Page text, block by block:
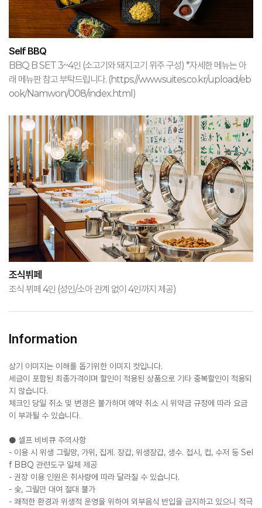
Self BBQ
BBQ B SET 3~4인 (소고기와 돼지고기 위주 구성) *자세한 메뉴는 아
래 메뉴판 참고 부탁드립니다. (https://www.suites.co.kr/upload/eb
ook/Namwon/008/index.html)
조식뷔페
조식 뷔페 4인 (성인/소아 관계 없이 4인까지 제공)
Information
상기 이미지는 이해를 돕기위한 이미지 컷입니다.
세금이 포함된 최종가격이며 할인이 적용된 상품으로 기타 중복할인이 적용되
지 않습니다.
체크인 당일 취소 및 변경은 불가하며 예약 취소 시 위약금 규정에 따라 요금
이 부과될 수 있습니다.
● 셀프 비비큐 주의사항
- 이용 시 위생 그릴망, 가위, 집게. 장갑, 위생장갑, 생수. 접시, 컵, 수저 등 Sel
f BBQ 관련도구 일체 제공
- 권장 이용 인원은 취사량에 따라 달라질 수 있습니다.
- 숯, 그릴만 대여 절대 불가
- 쾌적한 환경과 위생적 운영을 위하여 외부음식 반입을 금지하고 있으니 적극